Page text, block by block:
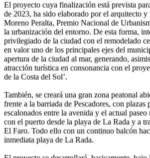
El proyecto cuya finalización está prevista
de 2023, ha sido elaborado por el arquitecto y
Moreno Peralta, Premio Nacional de
la urbanización del entorno. De esta forma,
privilegiado de la ciudad con el remodelado
en valor uno de los principales ejes del
apertura de la ciudad al mar, generando,
atracción turística en consonancia con el
de la Costa del Sol’.
También, se creará una gran zona peatonal
frente a la barriada de Pescadores, con plazas
escalonados entre la avenida y el actual
con el puerto desde la playa de La Rada y a
El Faro. Todo ello con un continuo balcón
inmediata playa de La Rada.